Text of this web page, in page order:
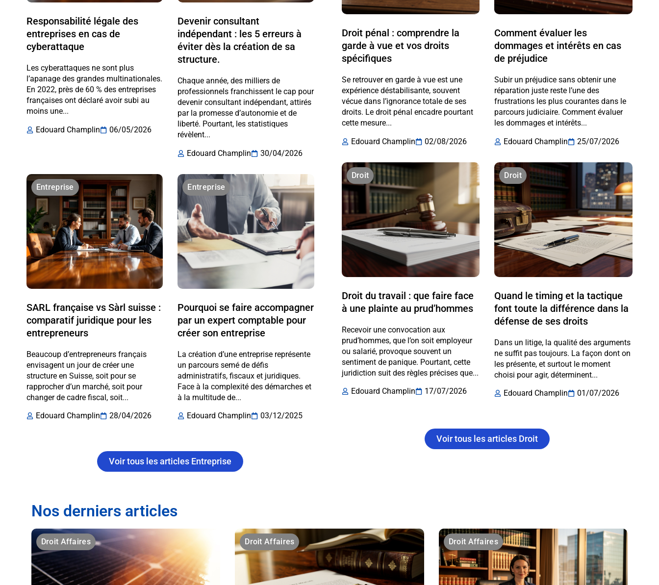
Responsabilité légale des
entreprises en cas de
cyberattaque
Les cyberattaques ne sont plus
l’apanage des grandes multinationales.
En 2022, près de 60 % des entreprises
françaises ont déclaré avoir subi au
moins une...
Edouard Champlin
06/05/2026
Devenir consultant
indépendant : les 5 erreurs à
éviter dès la création de sa
structure.
Chaque année, des milliers de
professionnels franchissent le cap pour
devenir consultant indépendant, attirés
par la promesse d’autonomie et de
liberté. Pourtant, les statistiques
révèlent...
Edouard Champlin
30/04/2026
Entreprise
SARL française vs Sàrl suisse :
comparatif juridique pour les
entrepreneurs
Beaucoup d’entrepreneurs français
envisagent un jour de créer une
structure en Suisse, soit pour se
rapprocher d’un marché, soit pour
changer de cadre fiscal, soit...
Edouard Champlin
28/04/2026
Entreprise
Pourquoi se faire accompagner
par un expert comptable pour
créer son entreprise
La création d’une entreprise représente
un parcours semé de défis
administratifs, fiscaux et juridiques.
Face à la complexité des démarches et
à la multitude de...
Edouard Champlin
03/12/2025
Voir tous les articles Entreprise
Droit pénal : comprendre la
garde à vue et vos droits
spécifiques
Se retrouver en garde à vue est une
expérience déstabilisante, souvent
vécue dans l’ignorance totale de ses
droits. Le droit pénal encadre pourtant
cette mesure...
Edouard Champlin
02/08/2026
Comment évaluer les
dommages et intérêts en cas
de préjudice
Subir un préjudice sans obtenir une
réparation juste reste l’une des
frustrations les plus courantes dans le
parcours judiciaire. Comment évaluer
les dommages et intérêts...
Edouard Champlin
25/07/2026
Droit
Droit du travail : que faire face
à une plainte au prud’hommes
Recevoir une convocation aux
prud’hommes, que l’on soit employeur
ou salarié, provoque souvent un
sentiment de panique. Pourtant, cette
juridiction suit des règles précises que...
Edouard Champlin
17/07/2026
Droit
Quand le timing et la tactique
font toute la différence dans la
défense de ses droits
Dans un litige, la qualité des arguments
ne suffit pas toujours. La façon dont on
les présente, et surtout le moment
choisi pour agir, déterminent...
Edouard Champlin
01/07/2026
Voir tous les articles Droit
Nos derniers articles
Droit Affaires Droit Affaires Droit Affaires